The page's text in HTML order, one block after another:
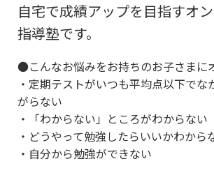
自宅で成績アップを目指すオ
指導塾です。
●こんなお悩みをお持ちのお子さまに
・定期テストがいつも平均点以下でな
がらない
・「わからない」ところがわからない
・どうやって勉強したらいいかわから
・自分から勉強ができない